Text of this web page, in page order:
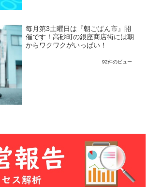
毎月第3土曜日は『朝ごぱん市』開
催です！高砂町の銀座商店街には朝
からワクワクがいっぱい！
92件のビュー